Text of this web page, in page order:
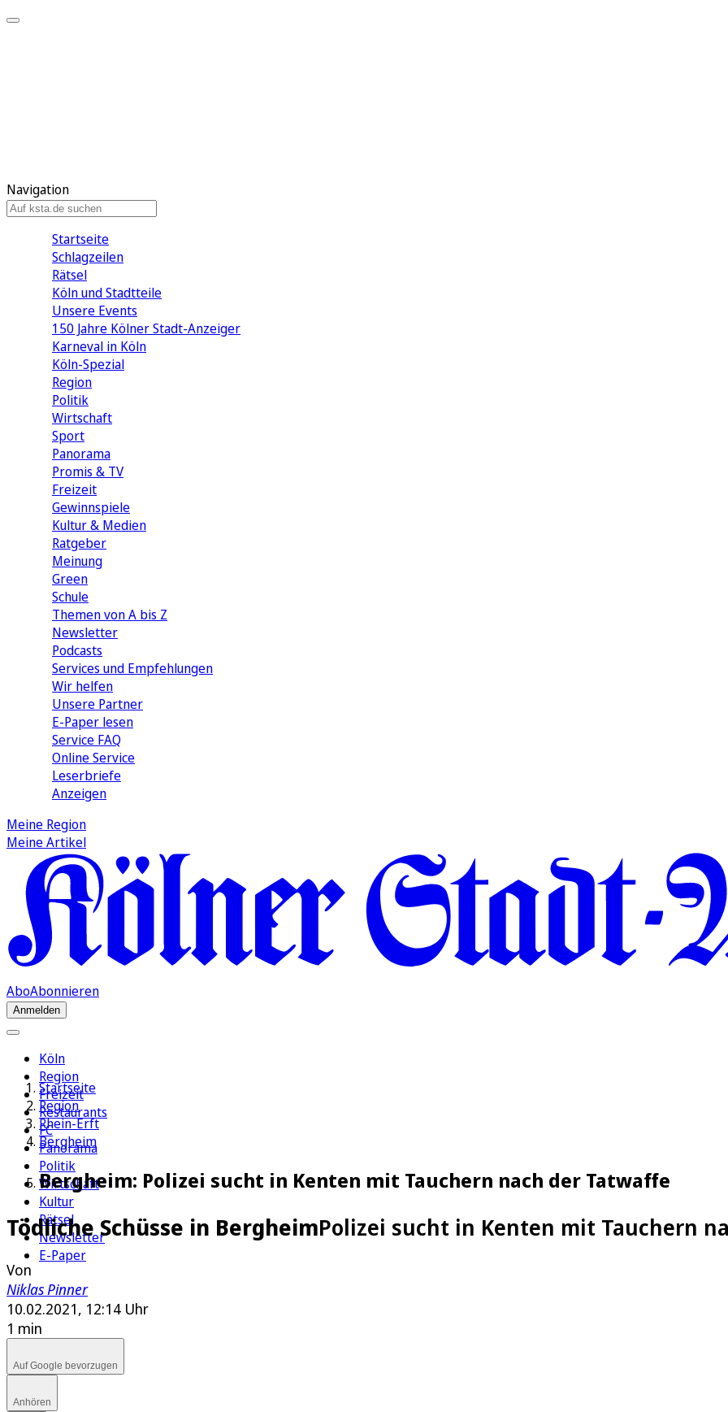
Navigation
Startseite
Schlagzeilen
Rätsel
Köln und Stadtteile
Unsere Events
150 Jahre Kölner Stadt-Anzeiger
Karneval in Köln
Köln-Spezial
Region
Politik
Wirtschaft
Sport
Panorama
Promis & TV
Freizeit
Gewinnspiele
Kultur & Medien
Ratgeber
Meinung
Green
Schule
Themen von A bis Z
Newsletter
Podcasts
Services und Empfehlungen
Wir helfen
Unsere Partner
E-Paper lesen
Service FAQ
Online Service
Leserbriefe
Anzeigen
Meine Region
Meine Artikel
AboAbonnieren
Anmelden
Köln
Region
Freizeit
Restaurants
FC
Panorama
Politik
Wirtschaft
Kultur
Rätsel
Newsletter
E-Paper
Startseite
Region
Rhein-Erft
Bergheim
Bergheim: Polizei sucht in Kenten mit Tauchern nach der Tatwaffe
Tödliche Schüsse in BergheimPolizei sucht in Kenten mit Tauchern
Von
Niklas Pinner
10.02.2021, 12:14 Uhr
1 min
Auf Google bevorzugen
Anhören